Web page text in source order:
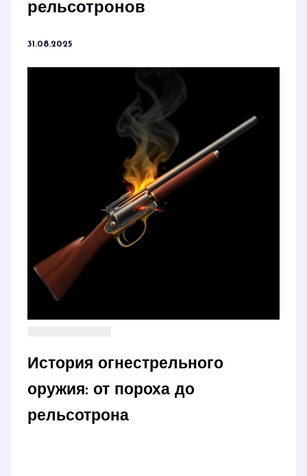
рельсотронов
31.08.2025
История огнестрельного
оружия: от пороха до
рельсотрона